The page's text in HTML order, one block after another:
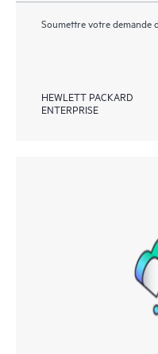
Soumettre votre demande
HEWLETT PACKARD
ENTERPRISE